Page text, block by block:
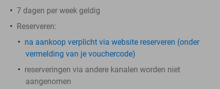
7 dagen per week geldig
Reserveren:
​na aankoop verplicht via website reserveren (onder
vermelding van je vouchercode)
reserveringen via andere kanalen worden niet
aangenomen